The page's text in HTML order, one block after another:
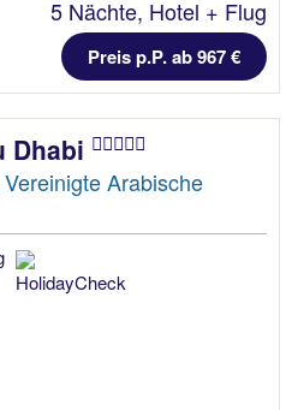
5 Nächte, Hotel + Flug
Preis p.P. ab 967 €
Dhabi
Arabische